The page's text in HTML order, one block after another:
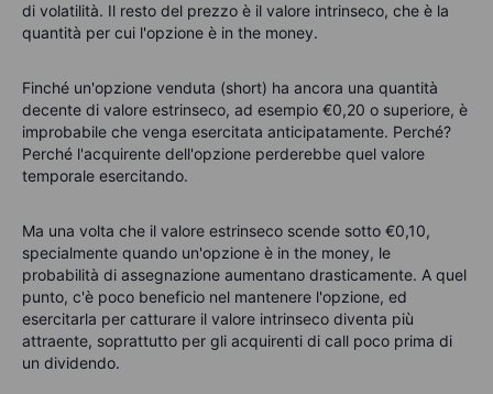
di volatilità. Il resto del prezzo è il valore intrinseco, che è la
quantità per cui l'opzione è in the money.
Finché un'opzione venduta (short) ha ancora una quantità
decente di valore estrinseco, ad esempio €0,20 o superiore, è
improbabile che venga esercitata anticipatamente. Perché?
Perché l'acquirente dell'opzione perderebbe quel valore
temporale esercitando.
Ma una volta che il valore estrinseco scende sotto €0,10,
specialmente quando un'opzione è in the money, le
probabilità di assegnazione aumentano drasticamente. A quel
punto, c'è poco beneficio nel mantenere l'opzione, ed
esercitarla per catturare il valore intrinseco diventa più
attraente, soprattutto per gli acquirenti di call poco prima di
un dividendo.